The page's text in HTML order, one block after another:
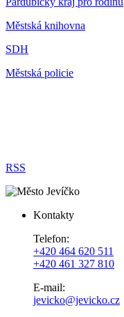
Městská knihovna
SDH
Městská policie
RSS
Kontakty
Telefon:
+420 464 620 511
+420 461 327 810
E-mail:
jevicko@jevicko.cz